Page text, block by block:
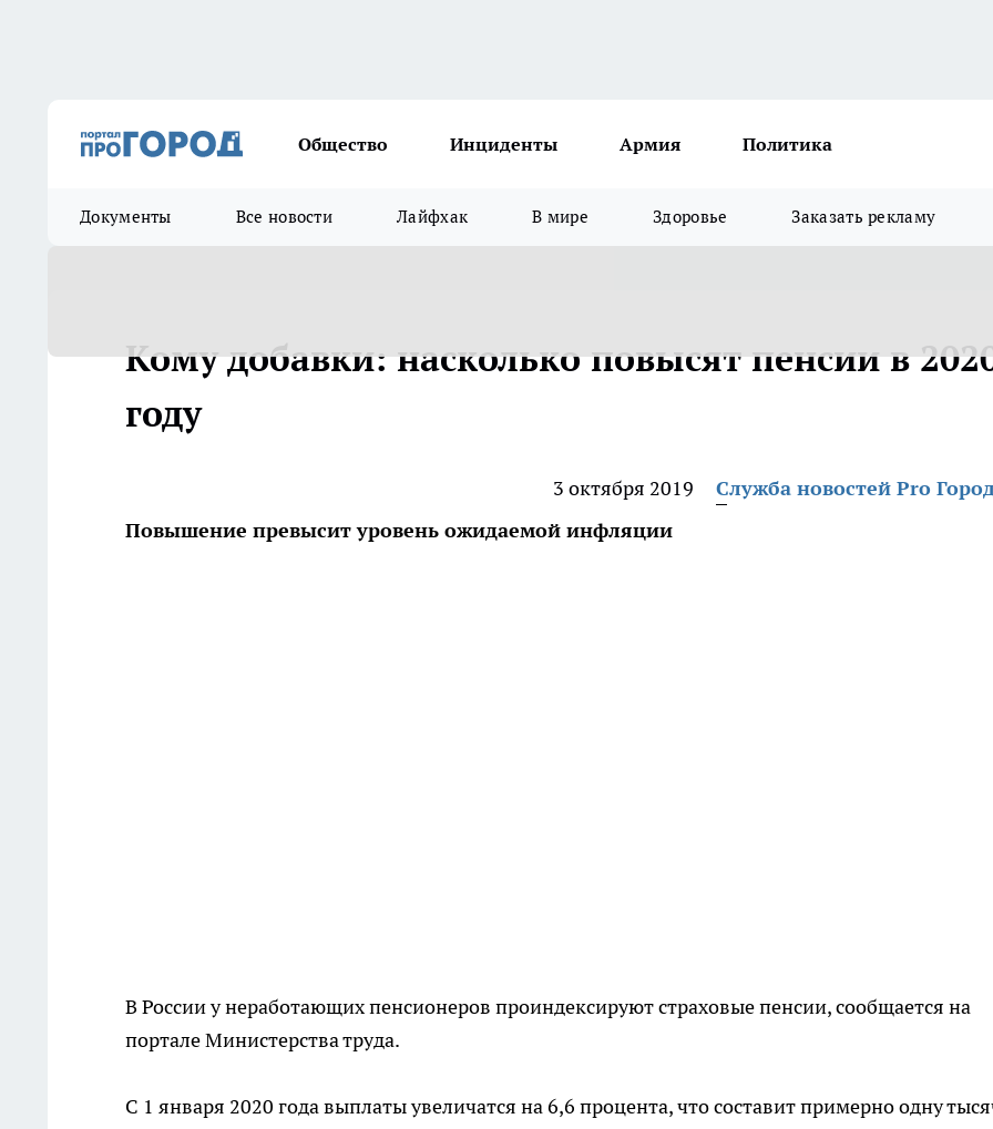
Общество Инциденты Армия Политика
Документы Все новости Лайфхак В мире Здоровье Заказать рекламу
Кому добавки: насколько повысят пенсии в
году
3 октября 2019
Служба новостей Pro
Повышение превысит уровень ожидаемой инфляции
В России у неработающих пенсионеров проиндексируют страховые пенсии, сообщается на
портале Министерства труда.
С 1 января 2020 года выплаты увеличатся на 6,6 процента, что составит примерно одну